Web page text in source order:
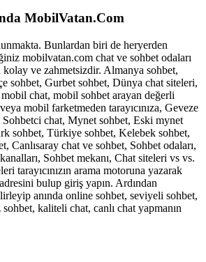
MobilVatan.Com
Bunlardan biri de heryerden
mobilvatan.com chat ve sohbet odaları
kolay ve zahmetsizdir. Almanya sohbet,
sohbet, Gurbet sohbet, Dünya chat siteleri,
chat, mobil sohbet arayan değerli
mobil farketmeden tarayıcınıza, Geveze
chat, Mynet sohbet, Eski mynet
sohbet, Türkiye sohbet, Kelebek sohbet,
Canlısaray chat ve sohbet, Sohbet odaları,
Sohbet mekanı, Chat siteleri vs vs.
tarayıcınızın arama motoruna yazarak
bulup giriş yapın. Ardından
anında online sohbet, seviyeli sohbet,
kaliteli chat, canlı chat yapmanın